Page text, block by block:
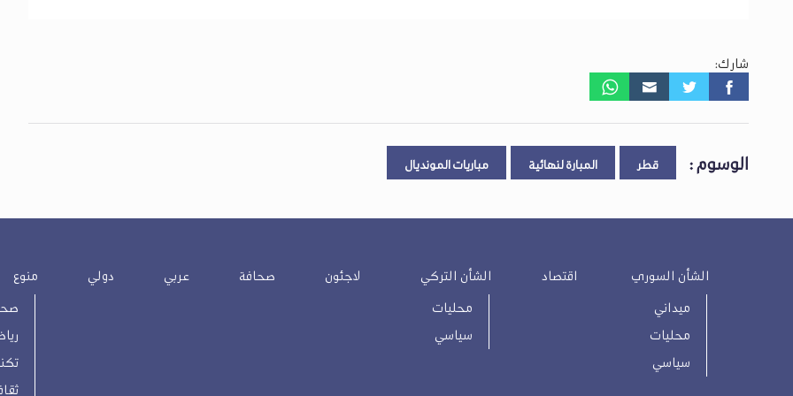
شارك:
الوسوم : قطر المبارة لنهائية مباريات المونديال
الشأن السوري
ميداني
محليات
سياسي
اقتصاد الشأن التركي
محليات
سياسي
لاجئون صحافة عربي دولي منوع